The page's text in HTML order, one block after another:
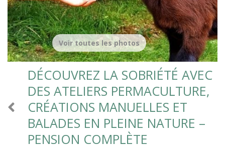
DÉCOUVREZ LA SOBRIÉTÉ AVEC
DES ATELIERS PERMACULTURE,
CRÉATIONS MANUELLES ET
BALADES EN PLEINE NATURE –
PENSION COMPLÈTE
Voir toutes les photos